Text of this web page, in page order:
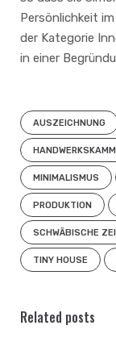
Persönlichkeit
der Kategorie
in einer
AUSZEICHNUNG
MINIMALISMUS
PRODUKTION
SCHWÄBISCHE
TINY HOUSE
Related posts